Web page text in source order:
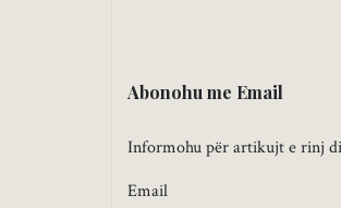
Abonohu me Email
Informohu për artikujt e rinj
Email